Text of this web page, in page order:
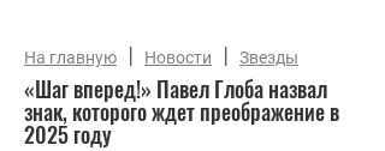
На главную | Новости | Звезды
«Шаг вперед!» Павел Глоба назвал
знак, которого ждет преображение в
2025 году